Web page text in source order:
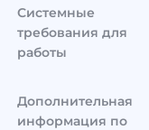
Системные
требования для
работы
Дополнительная
информация по